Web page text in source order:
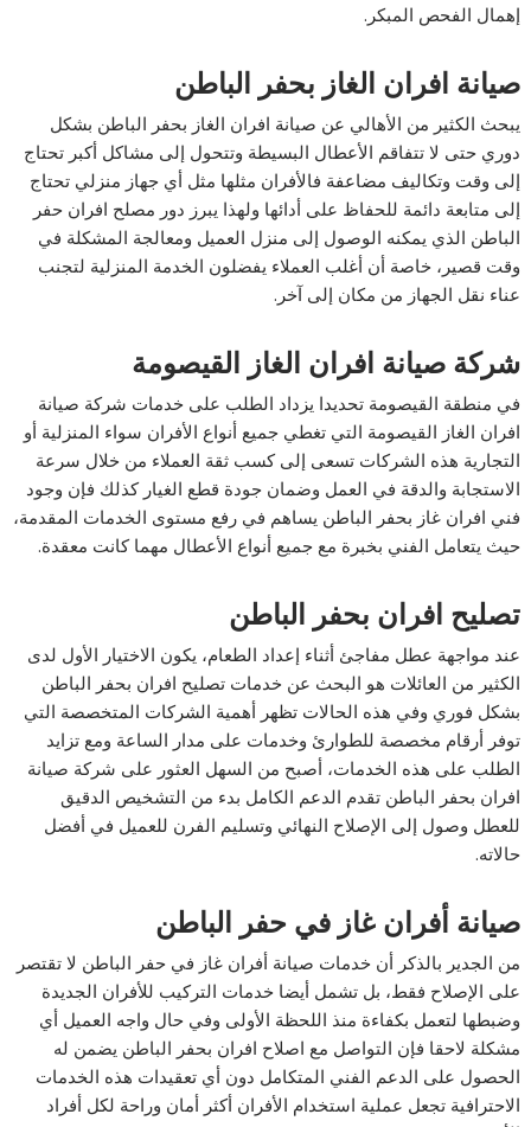
إهمال الفحص المبكر.
صيانة افران الغاز بحفر الباطن
يبحث الكثير من الأهالي عن صيانة افران الغاز بحفر الباطن بشكل
دوري حتى لا تتفاقم الأعطال البسيطة وتتحول إلى مشاكل أكبر تحتاج
إلى وقت وتكاليف مضاعفة فالأفران مثلها مثل أي جهاز منزلي تحتاج
إلى متابعة دائمة للحفاظ على أدائها ولهذا يبرز دور مصلح افران حفر
الباطن الذي يمكنه الوصول إلى منزل العميل ومعالجة المشكلة في
وقت قصير، خاصة أن أغلب العملاء يفضلون الخدمة المنزلية لتجنب
عناء نقل الجهاز من مكان إلى آخر.
شركة صيانة افران الغاز القيصومة
في منطقة القيصومة تحديدا يزداد الطلب على خدمات شركة صيانة
افران الغاز القيصومة التي تغطي جميع أنواع الأفران سواء المنزلية أو
التجارية هذه الشركات تسعى إلى كسب ثقة العملاء من خلال سرعة
الاستجابة والدقة في العمل وضمان جودة قطع الغيار كذلك فإن وجود
فني افران غاز بحفر الباطن يساهم في رفع مستوى الخدمات المقدمة،
حيث يتعامل الفني بخبرة مع جميع أنواع الأعطال مهما كانت معقدة.
تصليح افران بحفر الباطن
عند مواجهة عطل مفاجئ أثناء إعداد الطعام، يكون الاختيار الأول لدى
الكثير من العائلات هو البحث عن خدمات تصليح افران بحفر الباطن
بشكل فوري وفي هذه الحالات تظهر أهمية الشركات المتخصصة التي
توفر أرقام مخصصة للطوارئ وخدمات على مدار الساعة ومع تزايد
الطلب على هذه الخدمات، أصبح من السهل العثور على شركة صيانة
افران بحفر الباطن تقدم الدعم الكامل بدء من التشخيص الدقيق
للعطل وصول إلى الإصلاح النهائي وتسليم الفرن للعميل في أفضل
حالاته.
صيانة أفران غاز في حفر الباطن
من الجدير بالذكر أن خدمات صيانة أفران غاز في حفر الباطن لا تقتصر
على الإصلاح فقط، بل تشمل أيضا خدمات التركيب للأفران الجديدة
وضبطها لتعمل بكفاءة منذ اللحظة الأولى وفي حال واجه العميل أي
مشكلة لاحقا فإن التواصل مع اصلاح افران بحفر الباطن يضمن له
الحصول على الدعم الفني المتكامل دون أي تعقيدات هذه الخدمات
الاحترافية تجعل عملية استخدام الأفران أكثر أمان وراحة لكل أفراد